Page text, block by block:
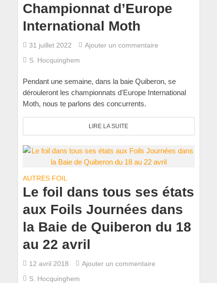
Championnat d’Europe
International Moth
31 juillet 2022
Ajouter un commentaire
S. Hocquinghem
Pendant une semaine, dans la baie Quiberon, se
dérouleront les championnats d'Europe International
Moth, nous te parlons des concurrents.
LIRE LA SUITE
AUTRES FOIL
Le foil dans tous ses états
aux Foils Journées dans
la Baie de Quiberon du 18
au 22 avril
12 avril 2018
Ajouter un commentaire
S. Hocquinghem